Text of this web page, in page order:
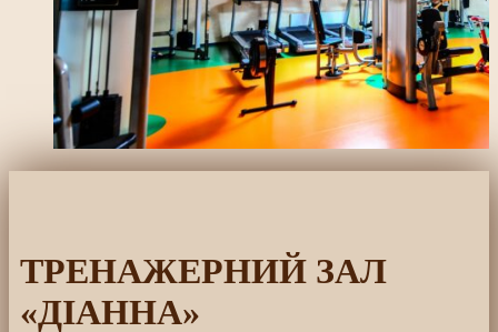
ТРЕНАЖЕРНИЙ ЗАЛ
«ДIАННА»